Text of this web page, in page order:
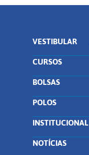
VESTIBULAR
CURSOS
BOLSAS
POLOS
INSTITUCIONAL
NOTÍCIAS